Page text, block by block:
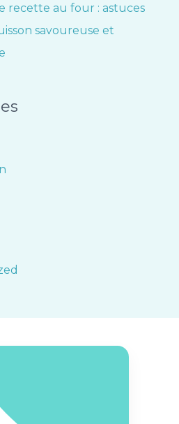
recette au four : astuces
savoureuse et